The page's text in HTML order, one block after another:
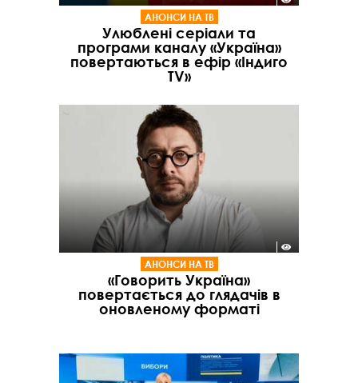
АНОНСИ НА ТВ
Улюблені серіали та
програми каналу «Україна»
повертаються в ефір «Індиго
TV»
АНОНСИ НА ТВ
«Говорить Україна»
повертається до глядачів в
оновленому форматі